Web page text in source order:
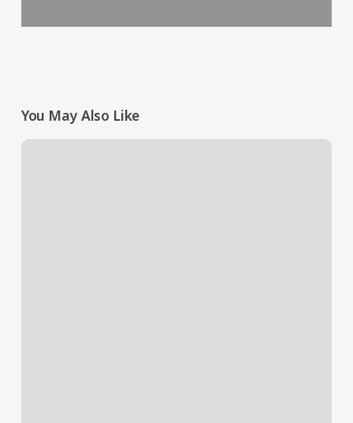
You May Also Like
Csecsemő